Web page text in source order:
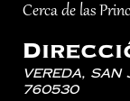
Cerca de las
Vereda, San
760530